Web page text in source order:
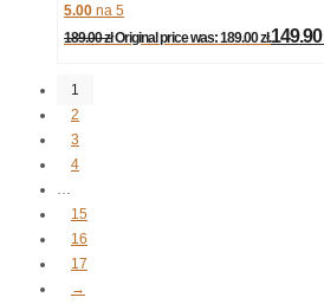
5.00 na 5
189.00złOriginal price was: 189.00 zł.149.90
1
2
3
4
…
15
16
17
→